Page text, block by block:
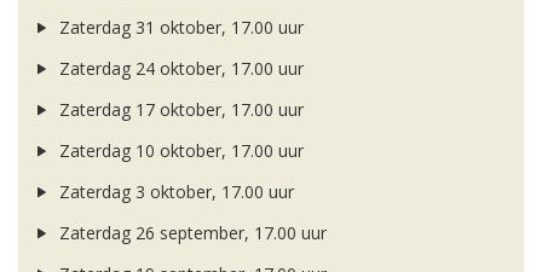
Zaterdag 31 oktober, 17.00 uur
Zaterdag 24 oktober, 17.00 uur
Zaterdag 17 oktober, 17.00 uur
Zaterdag 10 oktober, 17.00 uur
Zaterdag 3 oktober, 17.00 uur
Zaterdag 26 september, 17.00 uur